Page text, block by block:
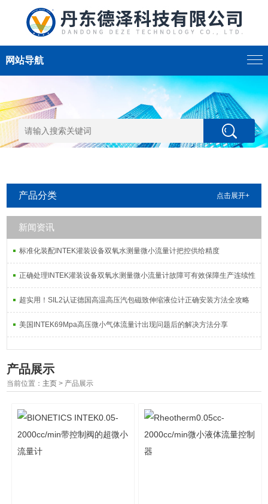
网站导航
产品分类 点击展开+
新闻资讯
标准化装配INTEK灌装设备双氧水测量微小流量计把控供给精度
正确处理INTEK灌装设备双氧水测量微小流量计故障可有效保障生产连续性
超实用！SIL2认证德国高温高压汽包磁致伸缩液位计正确安装方法全攻略
美国INTEK69Mpa高压微小气体流量计出现问题后的解决方法分享
产品展示
当前位置： 主页 > 产品展示